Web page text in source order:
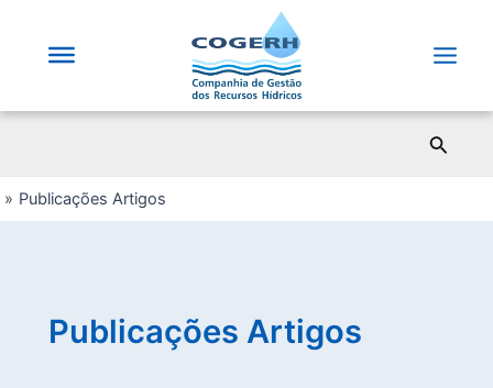
Publicações Artigos
Publicações Artigos